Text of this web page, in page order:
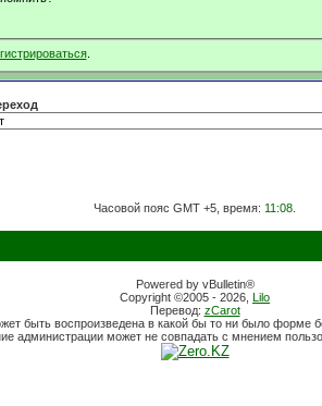
.
Часовой пояс GMT +5, время: 11:08
Powered by vBulletin®
Copyright ©2005 - 2026, Lilo
Перевод: zCarot
быть воспроизведена в какой бы то ни было форме
администрации может не совпадать с мнением